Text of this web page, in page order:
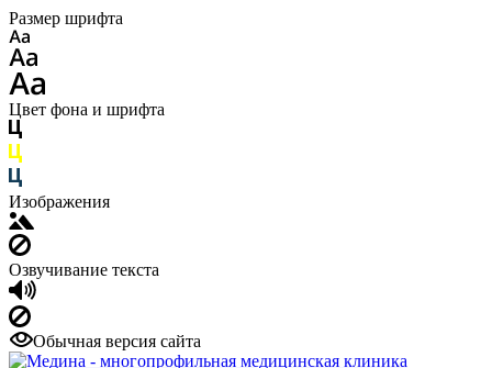
Размер шрифта
Цвет фона и шрифта
Изображения
Озвучивание текста
Обычная версия сайта